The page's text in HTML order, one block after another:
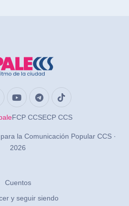
FCP CCSECP CCS
la Comunicación Popular CCS ·
2026
Cuentos
y seguir siendo